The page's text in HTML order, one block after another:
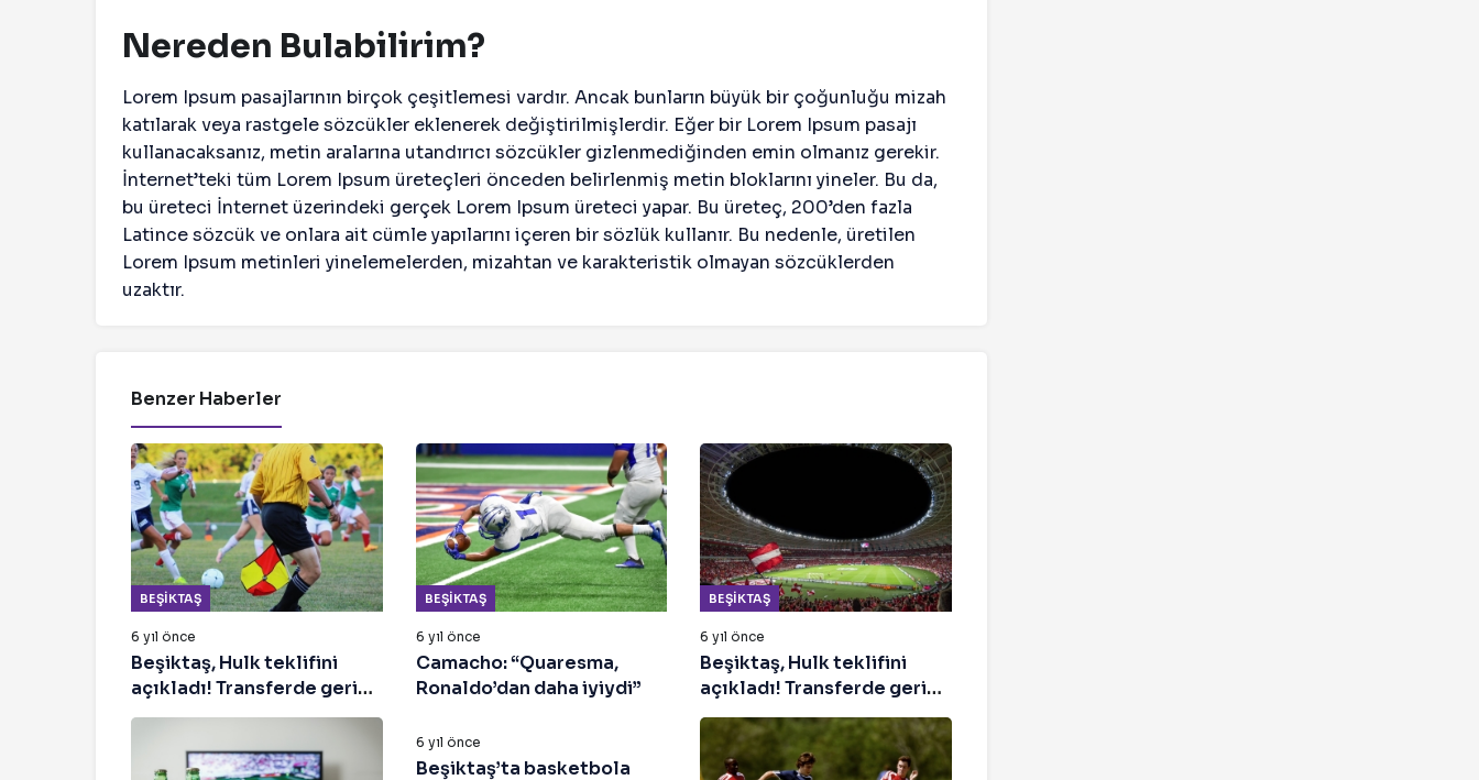
Nereden Bulabilirim?
Lorem Ipsum pasajlarının birçok çeşitlemesi vardır. Ancak bunların büyük bir çoğunluğu mizah
katılarak veya rastgele sözcükler eklenerek değiştirilmişlerdir. Eğer bir Lorem Ipsum pasajı
kullanacaksanız, metin aralarına utandırıcı sözcükler gizlenmediğinden emin olmanız gerekir.
İnternet’teki tüm Lorem Ipsum üreteçleri önceden belirlenmiş metin bloklarını yineler. Bu da,
bu üreteci İnternet üzerindeki gerçek Lorem Ipsum üreteci yapar. Bu üreteç, 200’den fazla
Latince sözcük ve onlara ait cümle yapılarını içeren bir sözlük kullanır. Bu nedenle, üretilen
Lorem Ipsum metinleri yinelemelerden, mizahtan ve karakteristik olmayan sözcüklerden
uzaktır.
Benzer Haberler
BEŞIKTAŞ
6 yıl önce
Beşiktaş, Hulk teklifini
açıkladı! Transferde geri
sayım başladı
BEŞIKTAŞ
6 yıl önce
Camacho: “Quaresma,
Ronaldo’dan daha iyiydi”
BEŞIKTAŞ
6 yıl önce
Beşiktaş, Hulk teklifini
açıkladı! Transferde geri
sayım başladı
6 yıl önce
Beşiktaş’ta basketbola